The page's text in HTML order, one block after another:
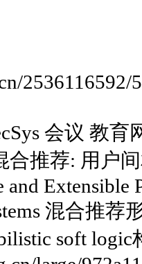
会议 教育
合推荐: 用户
and
混合推
soft